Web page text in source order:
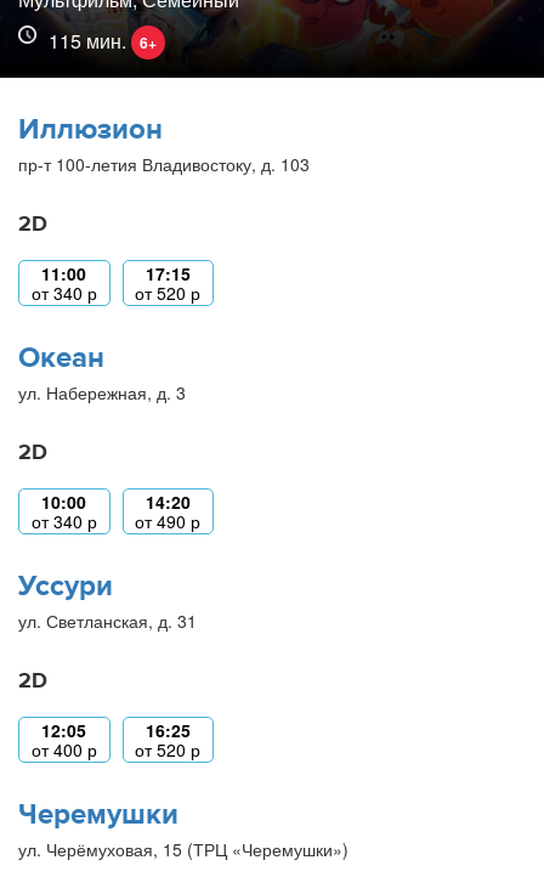
115 мин.
6+
Иллюзион
пр-т 100-летия Владивостоку, д. 103
2D
11:00
от340 р
17:15
от520 р
Океан
ул. Набережная, д. 3
2D
10:00
от340 р
14:20
от490 р
Уссури
ул. Светланская, д. 31
2D
12:05
от400 р
16:25
от520 р
Черемушки
ул. Черёмуховая, 15 (ТРЦ «Черемушки»)